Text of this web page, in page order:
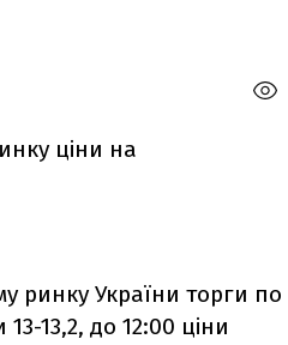
ціни на
ринку України торги по
13,2, до 12:00 ціни